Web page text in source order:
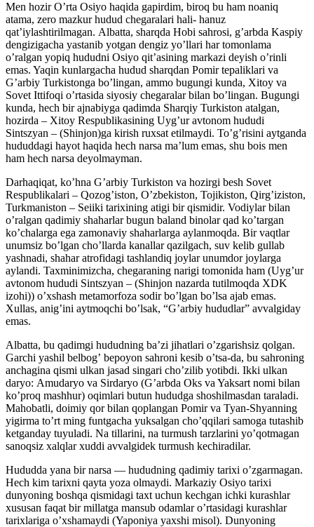
Men hozir Oʼrta Osiyo haqida gapirdim, biroq bu ham noaniq
atama, zero mazkur hudud chegaralari hali- hanuz
qatʼiylashtirilmagan. Аlbatta, sharqda Hobi sahrosi, gʼarbda Kaspiy
dengizigacha yastanib yotgan dengiz yoʼllari har tomonlama
oʼralgan yopiq hududni Osiyo qitʼasining markazi deyish oʼrinli
emas. Yaqin kunlargacha hudud sharqdan Pomir tepaliklari va
Gʼarbiy Turkistonga boʼlingan, ammo bugungi kunda, Xitoy va
Sovet Ittifoqi oʼrtasida siyosiy chegaralar bilan boʼlingan. Bugungi
kunda, hech bir ajnabiyga qadimda Sharqiy Turkiston atalgan,
hozirda – Xitoy Respublikasining Uygʼur avtonom hududi
Sintszyan – (Shinjon)ga kirish ruxsat etilmaydi. Toʼgʼrisini aytganda
hududdagi hayot haqida hech narsa maʼlum emas, shu bois men
ham hech narsa deyolmayman.
Darhaqiqat, koʼhna Gʼarbiy Turkiston va hozirgi besh Sovet
Respublikalari – Qozogʼiston, Oʼzbekiston, Tojikiston, Qirgʼiziston,
Turkmaniston – Seiiki tarixining atigi bir qismidir. Vodiylar bilan
oʼralgan qadimiy shaharlar bugun baland binolar qad koʼtargan
koʼchalarga ega zamonaviy shaharlarga aylanmoqda. Bir vaqtlar
unumsiz boʼlgan choʼllarda kanallar qazilgach, suv kelib gullab
yashnadi, shahar atrofidagi tashlandiq joylar unumdor joylarga
aylandi. Taxminimizcha, chegaraning narigi tomonida ham (Uygʼur
avtonom hududi Sintszyan – (Shinjon nazarda tutilmoqda XDK
izohi)) oʼxshash metamorfoza sodir boʼlgan boʼlsa ajab emas.
Xullas, anigʼini aytmoqchi boʼlsak, “Gʼarbiy hududlar” avvalgiday
emas.
Аlbatta, bu qadimgi hududning baʼzi jihatlari oʼzgarishsiz qolgan.
Garchi yashil belbogʼ bepoyon sahroni kesib oʼtsa-da, bu sahroning
anchagina qismi ulkan jasad singari choʼzilib yotibdi. Ikki ulkan
daryo: Аmudaryo va Sirdaryo (Gʼarbda Oks va Yaksart nomi bilan
koʼproq mashhur) oqimlari butun hududga shoshilmasdan taraladi.
Mahobatli, doimiy qor bilan qoplangan Pomir va Tyan-Shyanning
yigirma toʼrt ming funtgacha yuksalgan choʼqqilari samoga tutashib
ketganday tuyuladi. Na tillarini, na turmush tarzlarini yoʼqotmagan
sanoqsiz xalqlar xuddi avvalgidek turmush kechiradilar.
Hududda yana bir narsa — hududning qadimiy tarixi oʼzgarmagan.
Hech kim tarixni qayta yoza olmaydi. Markaziy Osiyo tarixi
dunyoning boshqa qismidagi taxt uchun kechgan ichki kurashlar
xususan faqat bir millatga mansub odamlar oʼrtasidagi kurashlar
tarixlariga oʼxshamaydi (Yaponiya yaxshi misol). Dunyoning